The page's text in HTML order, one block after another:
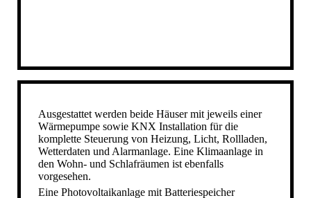
Ausgestattet werden beide Häuser mit jeweils einer
Wärmepumpe sowie KNX Installation für die
komplette Steuerung von Heizung, Licht, Rollladen,
Wetterdaten und Alarmanlage. Eine Klimaanlage in
den Wohn- und Schlafräumen ist ebenfalls
vorgesehen.
Eine Photovoltaikanlage mit Batteriespeicher